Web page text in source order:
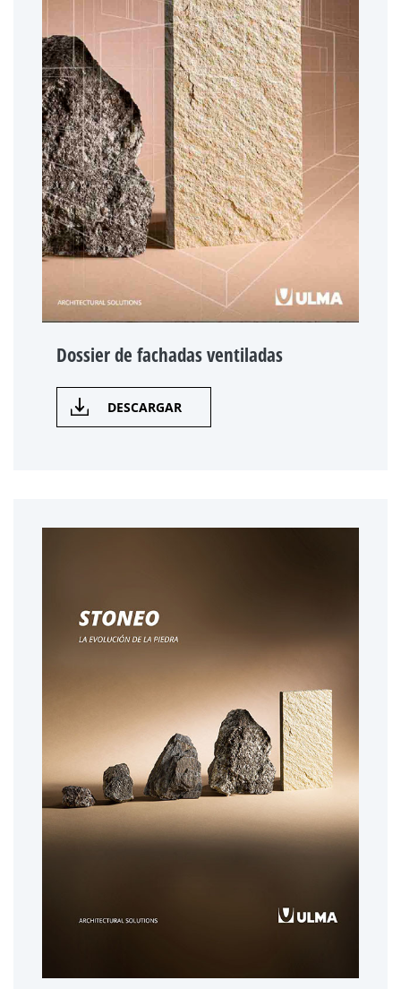
Dossier de fachadas ventiladas
DESCARGAR